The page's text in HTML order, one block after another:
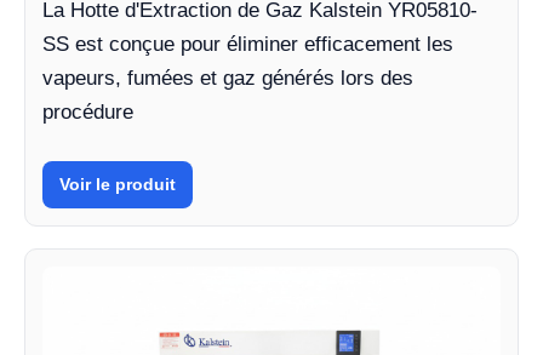
La Hotte d'Extraction de Gaz Kalstein YR05810-
SS est conçue pour éliminer efficacement les
vapeurs, fumées et gaz générés lors des
procédure
Voir le produit